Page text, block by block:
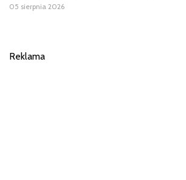
05 sierpnia 2026
Reklama